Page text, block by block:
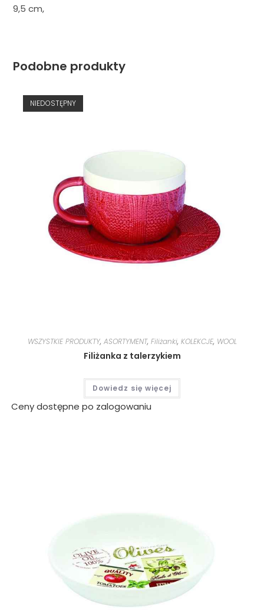
9,5 cm,
Podobne produkty
NIEDOSTĘPNY
WSZYSTKIE PRODUKTY, ASORTYMENT, Filiżanki, KOLEKCJE, WOOL
Filiżanka z talerzykiem
Dowiedz się więcej
Ceny dostępne po zalogowaniu